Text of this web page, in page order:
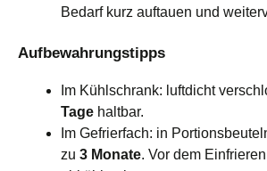
Bedarf kurz auftauen und
Aufbewahrungstipps
Im Kühlschrank: luftdicht
Tage haltbar.
Im Gefrierfach: in
zu 3 Monate. Vor dem